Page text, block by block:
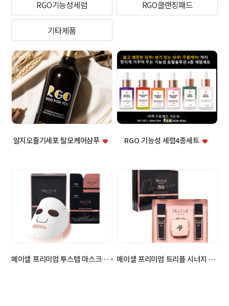
RGO기능성세럼 RGO클랜징패드
기타제품
알지오줄기세포 탈모케어샴푸 RGO 기능성 세럼4종세트
메이셀 프리미엄 투스텝 마스크팩 메이셀 프리미엄 트리플 시너지 라인 3종세트